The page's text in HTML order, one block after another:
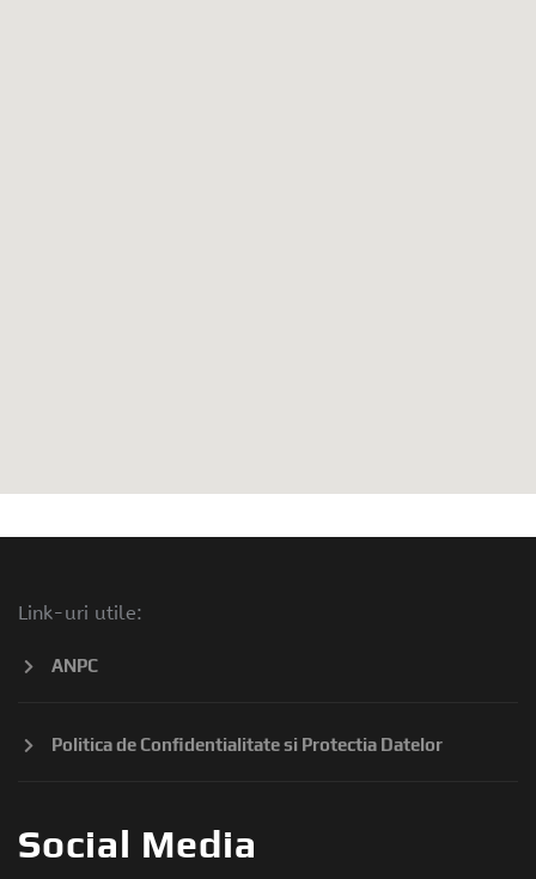
Link-uri utile:
ANPC
Politica de Confidentialitate si Protectia Datelor
Social Media